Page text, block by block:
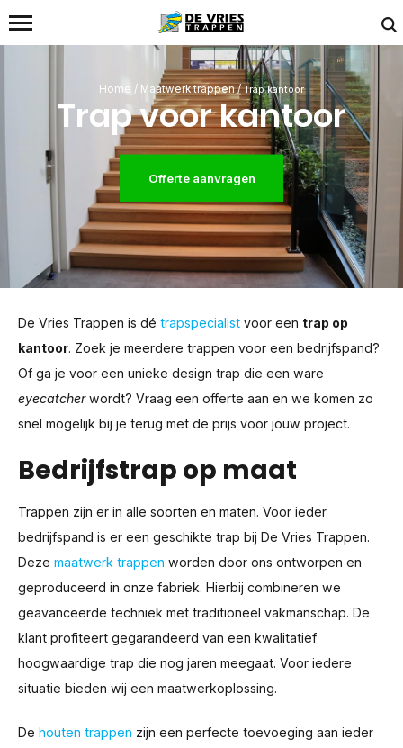
Home / Maatwerk trappen / Trap kantoor
Trap voor kantoor
Offerte aanvragen
De Vries Trappen is dé trapspecialist voor een trap op
kantoor. Zoek je meerdere trappen voor een bedrijfspand?
Of ga je voor een unieke design trap die een ware
eyecatcherwordt? Vraag een offerte aan en we komen zo
snel mogelijk bij je terug met de prijs voor jouw project.
Bedrijfstrap op maat
Trappen zijn er in alle soorten en maten. Voor ieder
bedrijfspand is er een geschikte trap bij De Vries Trappen.
Deze maatwerk trappen worden door ons ontworpen en
geproduceerd in onze fabriek. Hierbij combineren we
geavanceerde techniek met traditioneel vakmanschap. De
klant profiteert gegarandeerd van een kwalitatief
hoogwaardige trap die nog jaren meegaat. Voor iedere
situatie bieden wij een maatwerkoplossing.
De houten trappen zijn een perfecte toevoeging aan ieder